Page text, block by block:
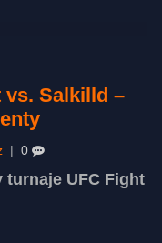
vs. Salkilld –
0
UFC Fight